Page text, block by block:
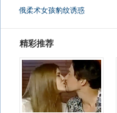
俄柔术女孩豹纹诱惑
精彩推荐